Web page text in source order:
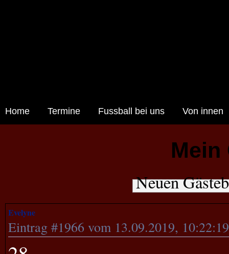
Home Termine Fussball bei uns Von innen
Mein
Neuen
Evelyne
Eintrag #1966 vom 13.09.2019,